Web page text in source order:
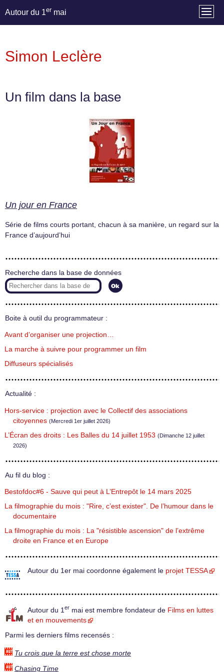
Autour du 1er mai
Simon Leclère
Un film dans la base
Un jour en France
Série de films courts portant, chacun à sa manière, un regard sur la
France d’aujourd’hui
Recherche dans la base de données
Boite à outil du programmateur :
Avant d’organiser une projection…
La marche à suivre pour programmer un film
Diffuseurs spécialisés
Actualité :
Hors-service : projection avec le Collectif des associations
citoyennes (Mercredi 1er juillet 2026)
L’Écran des droits : Les Balles du 14 juillet 1953 (Dimanche 12 juillet
2026)
Au fil du blog :
Bestofdoc#6 - Sauve qui peut à L’Entrepôt le 14 mars 2025
La filmographie du mois : "Rire, c’est exister". De l’humour dans le
documentaire
La filmographie du mois : La "résistible ascension" de l’extrême
droite en France et en Europe
Autour du 1er mai coordonne également le projet TESSA
Autour du 1 er mai est membre fondateur de Films en luttes
et en mouvements
Parmi les derniers films recensés :
Tu crois que la terre est chose morte
Chasing Time